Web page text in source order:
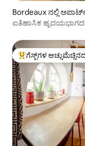
Bordeaux ನಲ್ಲಿ
ಐತಿಹಾಸಿಕ
ಗೆಸ್ಟ್‌ಗಳಿಗೆ ಅತಿ ಹೆಚ್ಚು
ಗೆಸ್ಟ್‌ಗಳ